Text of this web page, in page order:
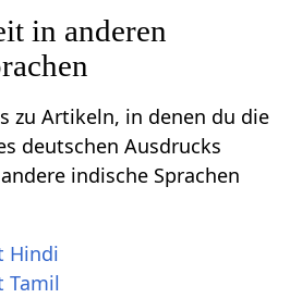
in anderen
zu Artikeln, in denen du die
deutschen Ausdrucks
indische Sprachen
Hindi
Tamil